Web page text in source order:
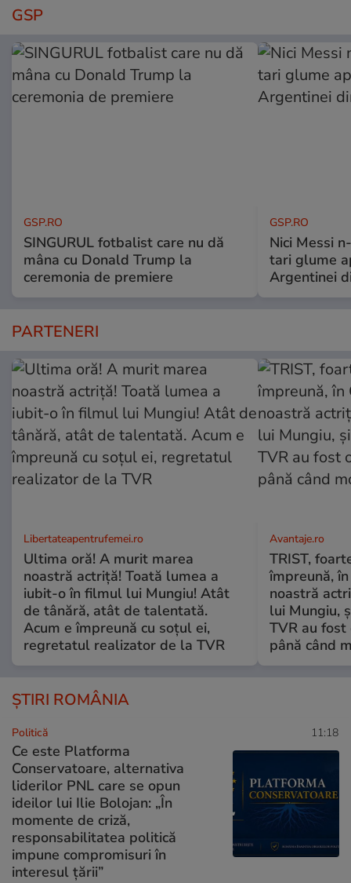
GSP
GSP.RO
SINGURUL fotbalist care nu dă
mâna cu Donald Trump la
ceremonia de premiere
GSP.RO
Nici Messi
tari glume
Argentinei
PARTENERI
Libertateapentrufemei.ro
Ultima oră! A murit marea
noastră actriță! Toată lumea a
iubit-o în filmul lui Mungiu! Atât
de tânără, atât de talentată.
Acum e împreună cu soțul ei,
regretatul realizator de la TVR
Avantaje.ro
TRIST,
împreună,
noastră
lui Mungiu,
TVR au
până când
ȘTIRI ROMÂNIA
Politică 11:18
Ce este Platforma
Conservatoare, alternativa
liderilor PNL care se opun
ideilor lui Ilie Bolojan: „În
momente de criză,
responsabilitatea politică
impune compromisuri în
interesul țării”